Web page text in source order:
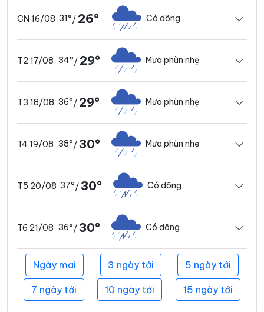
CN 16/08 31°/ 26° Có dông
T2 17/08 34°/ 29° Mưa phùn nhẹ
T3 18/08 36°/ 29° Mưa phùn nhẹ
T4 19/08 38°/30° Mưa phùn nhẹ
T5 20/08 37°/30° Có dông
T6 21/08 36°/30° Có dông
Ngày mai 3 ngày tới 5 ngày tới
7 ngày tới 10 ngày tới 15 ngày tới